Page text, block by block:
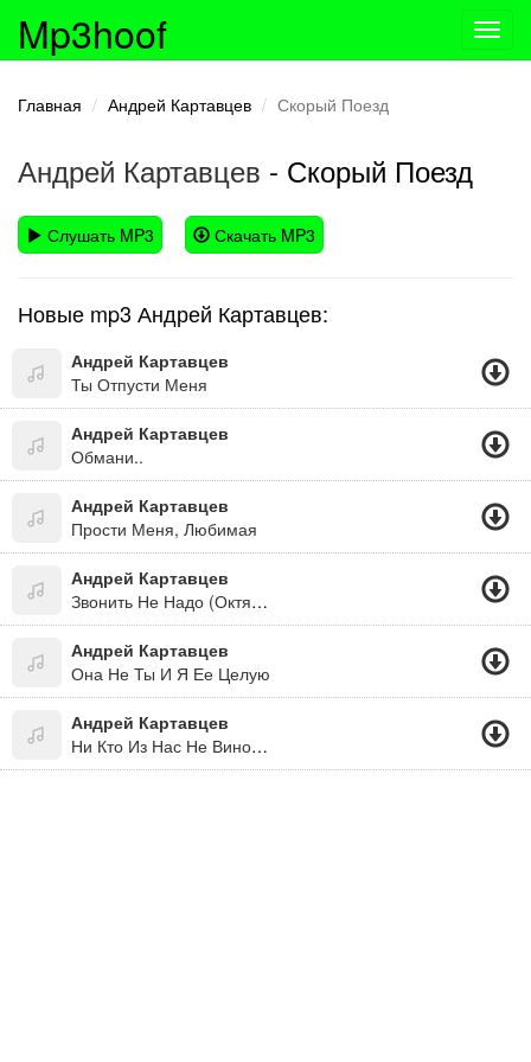
Mp3hoof
Главная Андрей Картавцев Скорый Поезд
Андрей Картавцев - Скорый Поезд
Слушать MP3 Скачать MP3
Новые mp3 Андрей Картавцев:
Андрей Картавцев
Ты Отпусти Меня
Андрей Картавцев
Обмани..
Андрей Картавцев
Прости Меня, Любимая
Андрей Картавцев
Звонить Не Надо (Октябрь 2019)
Андрей Картавцев
Она Не Ты И Я Ее Целую
Андрей Картавцев
Ни Кто Из Нас Не Виноват!